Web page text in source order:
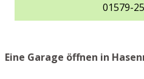
01579-
Eine Garage öffnen in